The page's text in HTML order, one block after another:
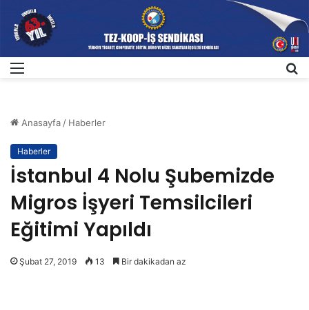
Anasayfa/ Haberler
Haberler
İstanbul 4 Nolu Şubemizde
Migros İşyeri Temsilcileri
Eğitimi Yapıldı
Şubat 27, 2019 13 Bir dakikadan az